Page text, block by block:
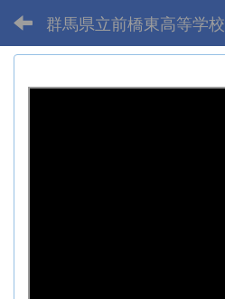
群馬県立前橋東高等学校